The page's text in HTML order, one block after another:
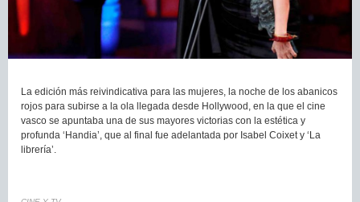
La edición más reivindicativa para las mujeres, la noche de los abanicos
rojos para subirse a la ola llegada desde Hollywood, en la que el cine
vasco se apuntaba una de sus mayores victorias con la estética y
profunda ‘Handia’, que al final fue adelantada por Isabel Coixet y ‘La
librería’.